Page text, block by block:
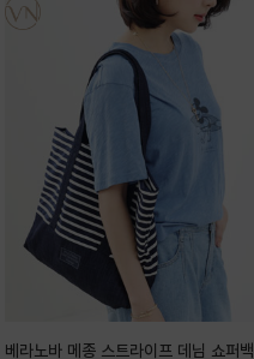
베라노바 메종 스트라이프 데님 쇼퍼백